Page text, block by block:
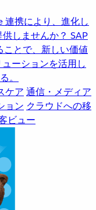
連携により、進化し
しませんか？ SAP
ことで、新しい価値
ーションを活用し
。
ケア 通信・メディア
ョン クラウドへの移
ビュー